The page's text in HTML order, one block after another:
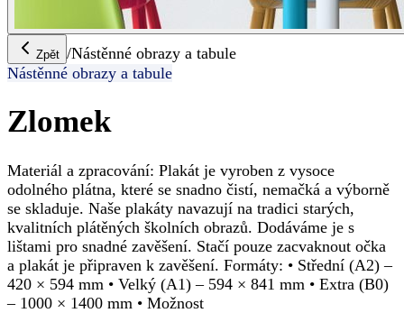
Zpět /Nástěnné obrazy a tabule
Nástěnné obrazy a tabule
Zlomek
Materiál a zpracování: Plakát je vyroben z vysoce
odolného plátna, které se snadno čistí, nemačká a výborně
se skladuje. Naše plakáty navazují na tradici starých,
kvalitních plátěných školních obrazů. Dodáváme je s
lištami pro snadné zavěšení. Stačí pouze zacvaknout očka
a plakát je připraven k zavěšení. Formáty: • Střední (A2) –
420 × 594 mm • Velký (A1) – 594 × 841 mm • Extra (B0)
– 1000 × 1400 mm • Možnost